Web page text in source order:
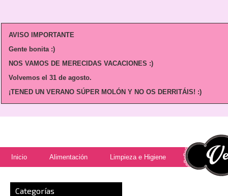
AVISO IMPORTANTE
Gente bonita :)
NOS VAMOS DE MERECIDAS VACACIONES :)
Volvemos el 31 de agosto.
¡TENED UN VERANO SÚPER MOLÓN Y NO OS DERRITÁIS! :)
Inicio Alimentación Limpieza e Higiene
Categorías